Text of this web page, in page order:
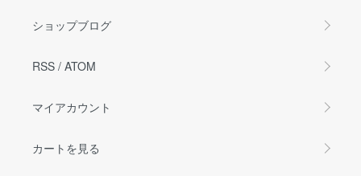
ショップブログ
RSS / ATOM
マイアカウント
カートを見る